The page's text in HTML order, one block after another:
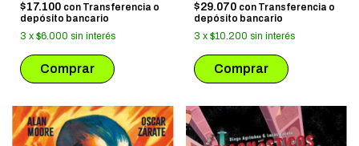
$17.100 con Transferencia o
depósito bancario
3 x $6.000 sin interés
$29.070 con Transferencia o
depósito bancario
3 x $10.200 sin interés